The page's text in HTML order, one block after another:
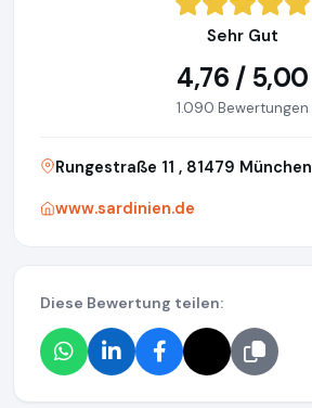
Sehr Gut
4,76 / 5,00
1.090 Bewertungen
Rungestraße 11 , 81479 München
www.sardinien.de
Diese Bewertung teilen: